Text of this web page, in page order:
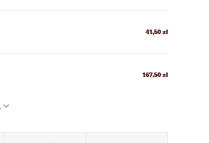
41,50 zł
167,50 zł